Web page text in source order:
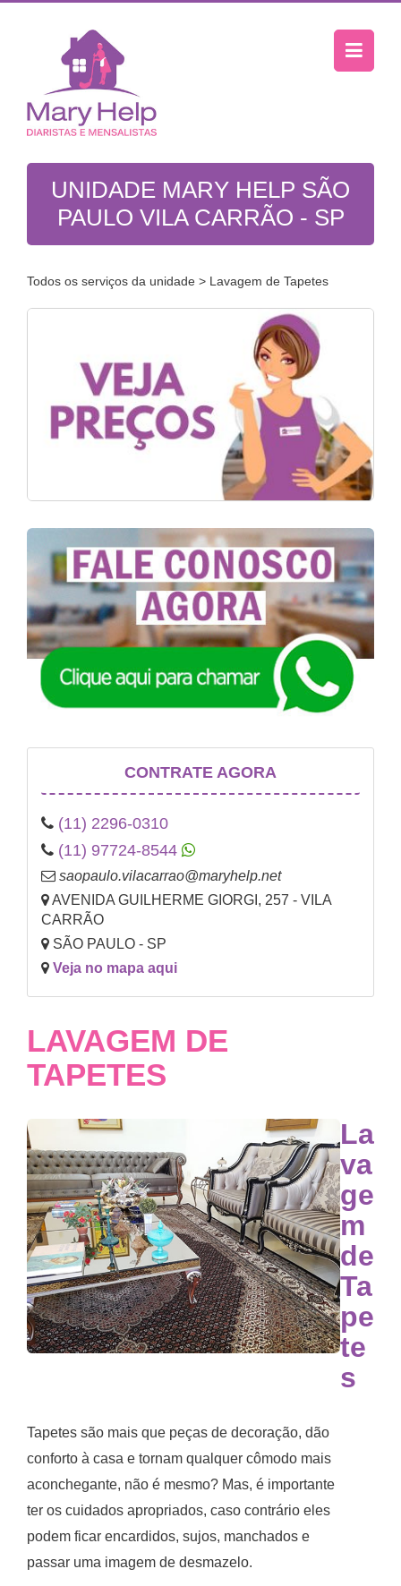
UNIDADE MARY HELP SÃO
PAULO VILA CARRÃO - SP
Todos os serviços da unidade > Lavagem de Tapetes
CONTRATE AGORA
(11) 2296-0310
(11) 97724-8544
saopaulo.vilacarrao@maryhelp.net
AVENIDA GUILHERME GIORGI, 257 - VILA
CARRÃO
SÃO PAULO - SP
Veja no mapa aqui
LAVAGEM DE
TAPETES
La
va
ge
m
de
Ta
pe
te
s
Tapetes são mais que peças de decoração, dão
conforto à casa e tornam qualquer cômodo mais
aconchegante, não é mesmo? Mas, é importante
ter os cuidados apropriados, caso contrário eles
podem ficar encardidos, sujos, manchados e
passar uma imagem de desmazelo.